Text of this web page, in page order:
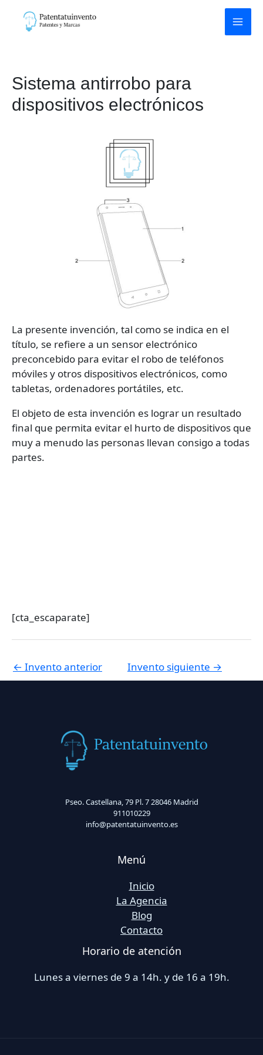
contenido
Sistema antirrobo para
dispositivos electrónicos
La presente invención, tal como se indica en el
título, se refiere a un sensor electrónico
preconcebido para evitar el robo de teléfonos
móviles y otros dispositivos electrónicos, como
tabletas, ordenadores portátiles, etc.
El objeto de esta invención es lograr un resultado
final que permita evitar el hurto de dispositivos que
muy a menudo las personas llevan consigo a todas
partes.
[cta_escaparate]
← Invento anterior Invento siguiente →
Pseo. Castellana, 79 Pl. 7 28046 Madrid
911010229
info@patentatuinvento.es
Menú
Inicio
La Agencia
Blog
Contacto
Horario de atención
Lunes a viernes de 9 a 14h. y de 16 a 19h.